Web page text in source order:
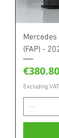
(FAP) -
Price
€380.80
Excluding VAT